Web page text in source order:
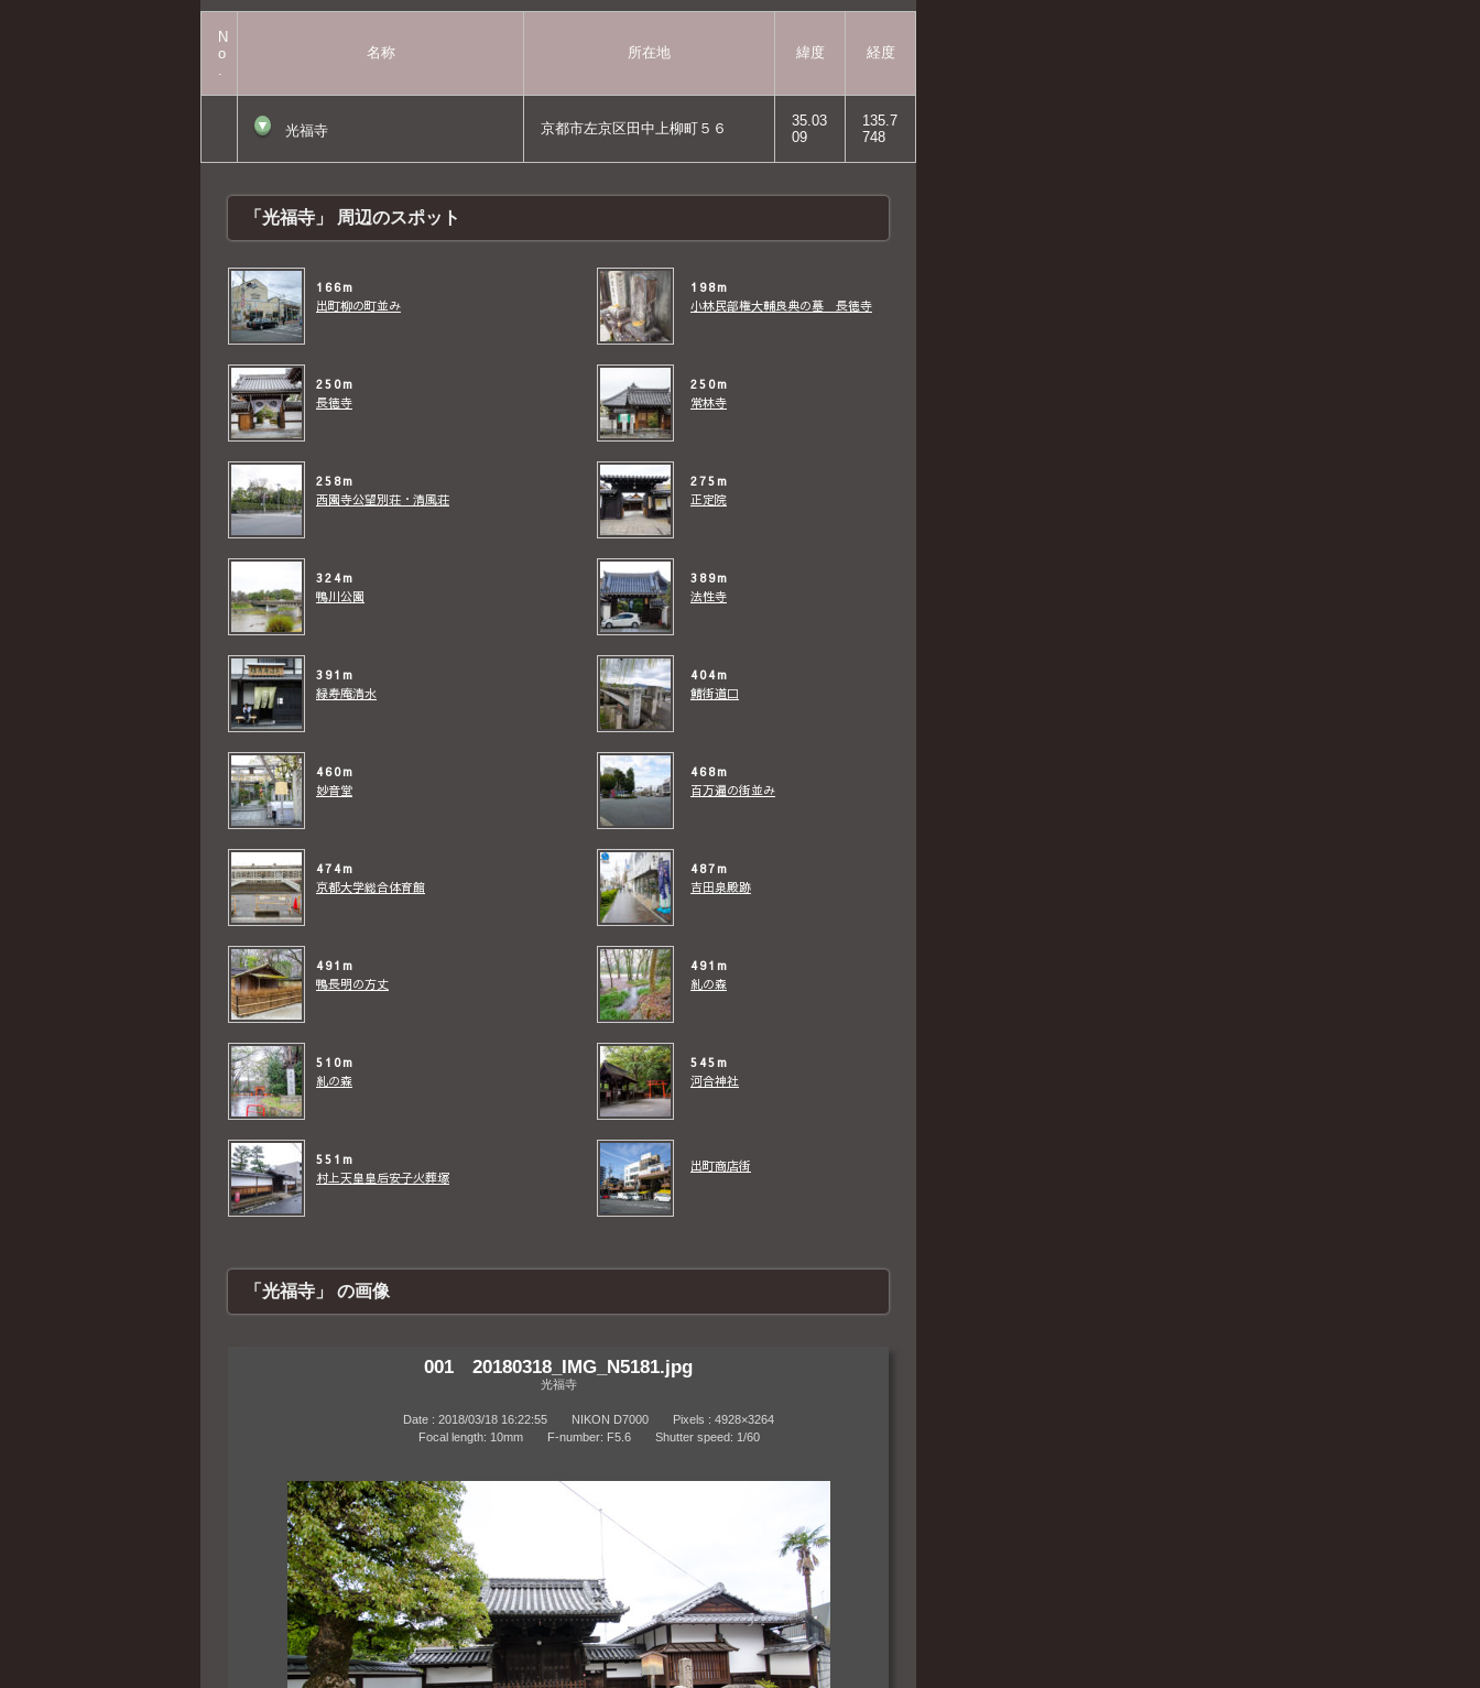
N
o
.
名称 所在地 緯度 経度
▼ 光福寺 京都市左京区田中上柳町５６
35.03
09
135.7
748
「光福寺」 周辺のスポット
166m
出町柳の町並み
198m
小林民部権大輔良典の墓 長徳寺
250m
長徳寺
250m
常林寺
258m
西園寺公望別荘・清風荘
275m
正定院
324m
鴨川公園
389m
法性寺
391m
緑寿庵清水
404m
鯖街道口
460m
妙音堂
468m
百万遍の街並み
474m
京都大学総合体育館
487m
吉田泉殿跡
491m
鴨長明の方丈
491m
糺の森
510m
糺の森
545m
河合神社
551m
村上天皇皇后安子火葬塚
出町商店街
「光福寺」 の画像
001 20180318_IMG_N5181.jpg
光福寺
Date : 2018/03/18 16:22:55 NIKON D7000 Pixels : 4928×3264
Focal length: 10mm F-number: F5.6 Shutter speed: 1/60